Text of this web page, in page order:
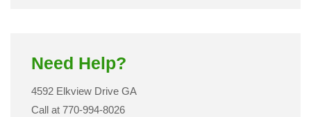
Need Help?
4592 Elkview Drive GA
Call at 770-994-8026